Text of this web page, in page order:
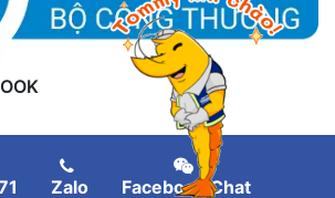
Zalo Facebook Chat